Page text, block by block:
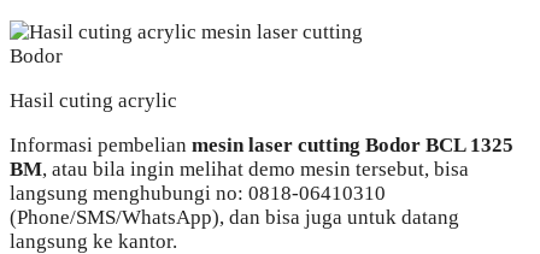
Hasil cuting acrylic
Informasi pembelian mesin laser cutting Bodor BCL 1325
BM, atau bila ingin melihat demo mesin tersebut, bisa
langsung menghubungi no: 0818-06410310
(Phone/SMS/WhatsApp), dan bisa juga untuk datang
langsung ke kantor.